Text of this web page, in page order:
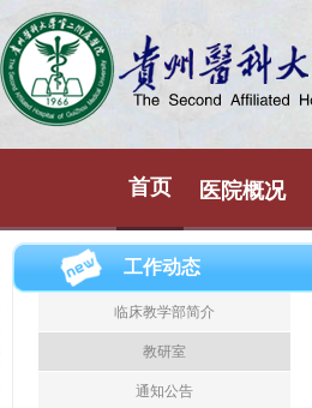
首页 医院概况
工作动态
临床教学部简介
教研室
通知公告